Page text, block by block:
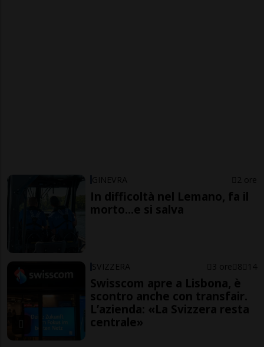
GINEVRA 2 ore
In difficoltà nel Lemano, fa il
morto...e si salva
SVIZZERA 3 ore 8 14
Swisscom apre a Lisbona, è
scontro anche con transfair.
L’azienda: «La Svizzera resta
centrale»